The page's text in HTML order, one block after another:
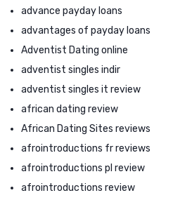
advance payday loans
advantages of payday loans
Adventist Dating online
adventist singles indir
adventist singles it review
african dating review
African Dating Sites reviews
afrointroductions fr reviews
afrointroductions pl review
afrointroductions review